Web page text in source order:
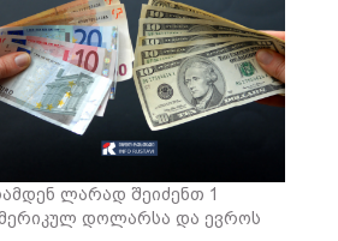
ლარად შეიძენთ 1
დოლარსა და ევროს